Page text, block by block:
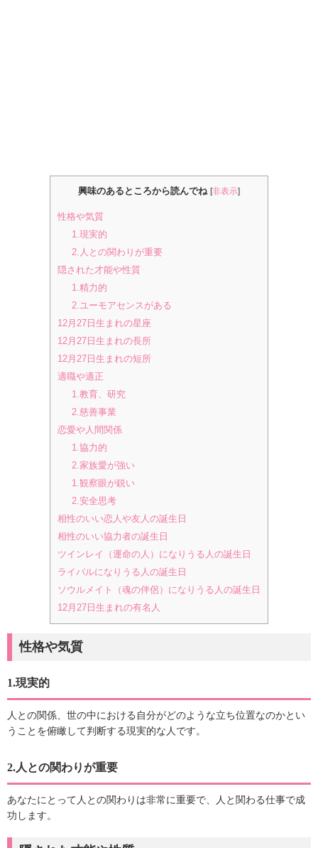
興味のあるところから読んでね [非表示]
性格や気質
1.現実的
2.人との関わりが重要
隠された才能や性質
1.精力的
2.ユーモアセンスがある
12月27日生まれの星座
12月27日生まれの長所
12月27日生まれの短所
適職や適正
1.教育、研究
2.慈善事業
恋愛や人間関係
1.協力的
2.家族愛が強い
1.観察眼が鋭い
2.安全思考
相性のいい恋人や友人の誕生日
相性のいい協力者の誕生日
ツインレイ（運命の人）になりうる人の誕生日
ライバルになりうる人の誕生日
ソウルメイト（魂の伴侶）になりうる人の誕生日
12月27日生まれの有名人
性格や気質
1.現実的
人との関係、世の中における自分がどのような立ち位置なのかとい
うことを俯瞰して判断する現実的な人です。
2.人との関わりが重要
あなたにとって人との関わりは非常に重要で、人と関わる仕事で成
功します。